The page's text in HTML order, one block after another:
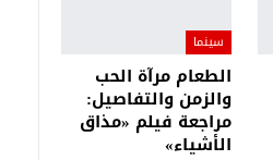
سينما
الطعام مرآة الحب
والزمن والتفاصيل:
مراجعة فيلم «مذاق
الأشياء»